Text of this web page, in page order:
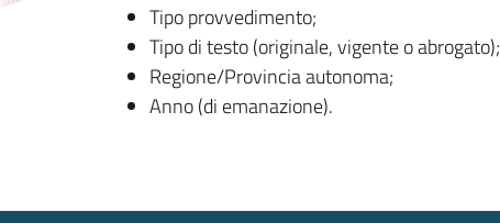
Tipo provvedimento;
Tipo di testo (originale, vigente o abrogato);
Regione/Provincia autonoma;
Anno (di emanazione).